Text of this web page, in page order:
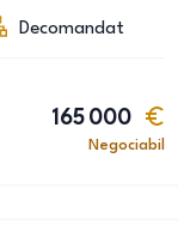
Decomandat
165 000
Negociabil